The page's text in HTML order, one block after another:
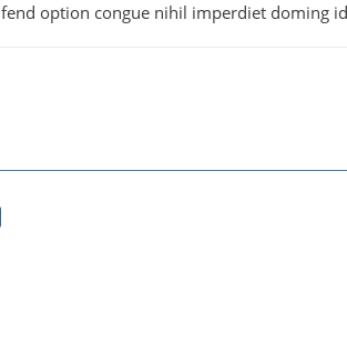
option congue nihil imperdiet doming